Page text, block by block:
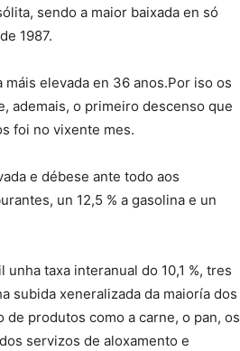
sendo a maior baixada en só
1987.
máis elevada en 36 anos.Por iso os
ademais, o primeiro descenso que
foi no vixente mes.
e débese ante todo aos
un 12,5 % a gasolina e un
taxa interanual do 10,1 %, tres
subida xeneralizada da maioría dos
produtos como a carne, o pan, os
servizos de aloxamento e